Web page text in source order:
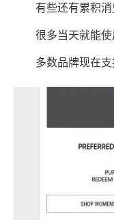
有些还有累积消
很多当天就能使
多数品牌现在支